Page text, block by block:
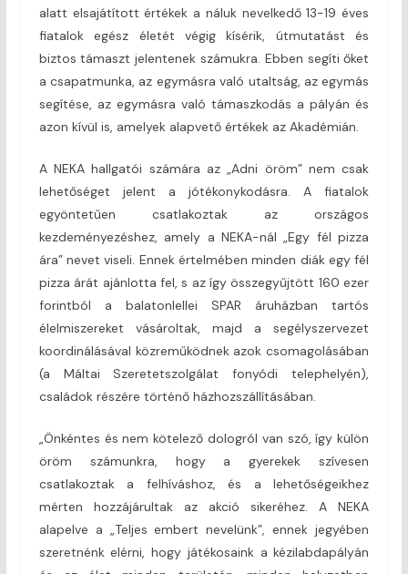
alatt elsajátított értékek a náluk nevelkedő 13-19 éves
fiatalok egész életét végig kísérik, útmutatást és
biztos támaszt jelentenek számukra. Ebben segíti őket
a csapatmunka, az egymásra való utaltság, az egymás
segítése, az egymásra való támaszkodás a pályán és
azon kívül is, amelyek alapvető értékek az Akadémián.
A NEKA hallgatói számára az „Adni öröm” nem csak
lehetőséget jelent a jótékonykodásra. A fiatalok
egyöntetűen csatlakoztak az országos
kezdeményezéshez, amely a NEKA-nál „Egy fél pizza
ára” nevet viseli. Ennek értelmében minden diák egy fél
pizza árát ajánlotta fel, s az így összegyűjtött 160 ezer
forintból a balatonlellei SPAR áruházban tartós
élelmiszereket vásároltak, majd a segélyszervezet
koordinálásával közreműködnek azok csomagolásában
(a Máltai Szeretetszolgálat fonyódi telephelyén),
családok részére történő házhozszállításában.
„Önkéntes és nem kötelező dologról van szó, így külön
öröm számunkra, hogy a gyerekek szívesen
csatlakoztak a felhíváshoz, és a lehetőségeikhez
mérten hozzájárultak az akció sikeréhez. A NEKA
alapelve a „Teljes embert nevelünk”, ennek jegyében
szeretnénk elérni, hogy játékosaink a kézilabdapályán